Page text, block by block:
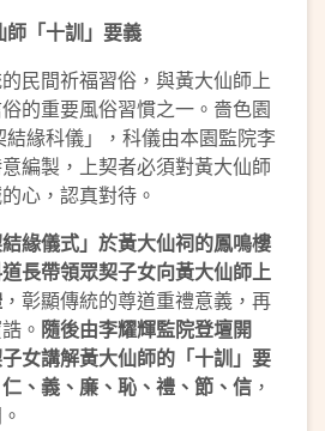
「十訓」要義
的民間祈福習俗，與黃大仙師上
的重要風俗習慣之一。嗇色園
緣科儀」，科儀由本園監院李
編製，上契者必須對黃大仙師
心，認真對待。
緣儀式」於黃大仙祠的鳳鳴樓
長帶領眾契子女向黃大仙師上
，彰顯傳統的尊道重禮意義，再
。 隨後由李耀輝監院登壇開
女講解黃大仙師的「十訓」要
、義、廉、恥、禮、節、信 ，